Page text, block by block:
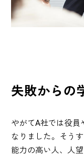
失敗からの
やがてA社では役
なりました。そう
能力の高い人、人